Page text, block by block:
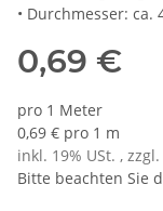
• Durchmesser: ca.
0,69 €
pro 1 Meter
0,69 € pro 1 m
inkl. 19% USt. , zzgl.
Bitte beachten Sie